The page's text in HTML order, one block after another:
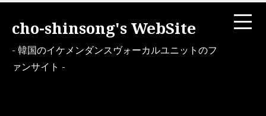
cho-shinsong's WebSite
- 韓国のイケメンダンスヴォーカルユニットのフ
ァンサイト -